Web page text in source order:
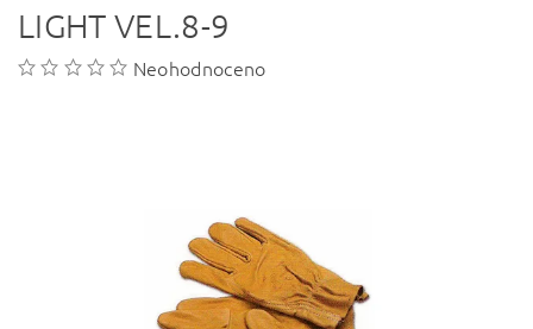
LIGHT VEL.8-9
Neohodnoceno